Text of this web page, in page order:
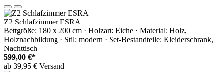
Z2 Schlafzimmer ESRA
Bettgröße: 180 x 200 cm · Holzart: Eiche · Material: Holz,
Holznachbildung · Stil: modern · Set-Bestandteile: Kleiderschrank,
Nachttisch
599,00 €*
ab 39,95 € Versand